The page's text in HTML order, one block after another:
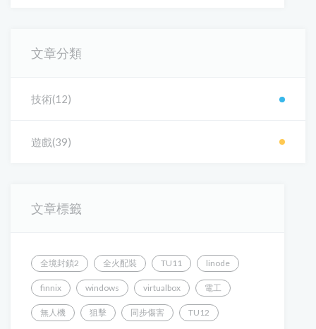
文章分類
技術(12)
遊戲(39)
文章標籤
全境封鎖2 全火配裝 TU11 linode
finnix windows virtualbox 電工
無人機 狙擊 同步傷害 TU12